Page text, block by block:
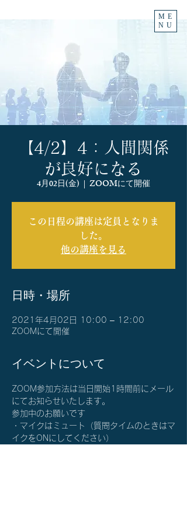
ME
NU
【4/2】4：人間関係
が良好になる
4月02日(金)
  |
ZOOMにて開催
この日程の講座は定員となりま
した。
他の講座を見る
日時・場所
2021年4月02日 10:00 – 12:00
ZOOMにて開催
イベントについて
ZOOM参加方法は当日開始1時間前にメール
にてお知らせいたします。
参加中のお願いです
・マイクはミュート（質問タイムのときはマ
イクをONにしてください）